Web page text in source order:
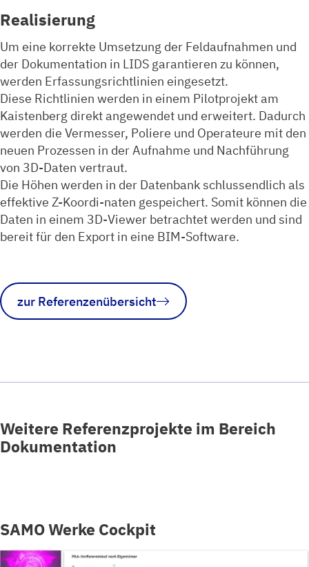
Realisierung
Um eine korrekte Umsetzung der Feldaufnahmen und
der Dokumentation in LIDS garantieren zu können,
werden Erfassungsrichtlinien eingesetzt.
Diese Richtlinien werden in einem Pilotprojekt am
Kaistenberg direkt angewendet und erweitert. Dadurch
werden die Vermesser, Poliere und Operateure mit den
neuen Prozessen in der Aufnahme und Nachführung
von 3D-Daten vertraut.
Die Höhen werden in der Datenbank schlussendlich als
effektive Z-Koordi-naten gespeichert. Somit können die
Daten in einem 3D-Viewer betrachtet werden und sind
bereit für den Export in eine BIM-Software.
zur Referenzenübersicht
Weitere Referenzprojekte im Bereich
Dokumentation
SAMO Werke Cockpit